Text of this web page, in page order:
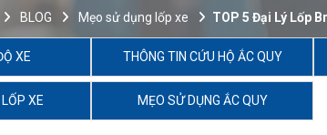
BLOG Mẹo sử dụng lốp xe TOP 5 Đại Lý Lốp
XE THÔNG TIN CỨU HỘ ẮC QUY
XE MẸO SỬ DỤNG ẮC QUY